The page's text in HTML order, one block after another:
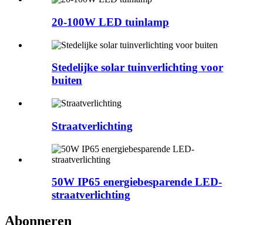
20-100W LED tuinlamp
Stedelijke solar tuinverlichting voor
buiten
Straatverlichting
50W IP65 energiebesparende LED-
straatverlichting
Abonneren